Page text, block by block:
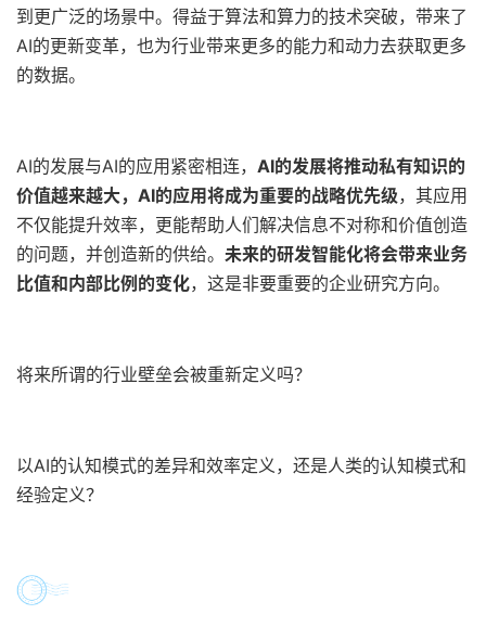
到更广泛的场景中。得益于算法和算力的技术突破，带来了
AI的更新变革，也为行业带来更多的能力和动力去获取更多
的数据。
AI的发展与AI的应用紧密相连， AI的发展将推动私有知识的
价值越来越大，AI的应用将成为重要的战略优先级，其应用
不仅能提升效率，更能帮助人们解决信息不对称和价值创造
的问题，并创造新的供给。 未来的研发智能化将会带来业务
比值和内部比例的变化，这是非要重要的企业研究方向。
将来所谓的行业壁垒会被重新定义吗？
以AI的认知模式的差异和效率定义，还是人类的认知模式和
经验定义？